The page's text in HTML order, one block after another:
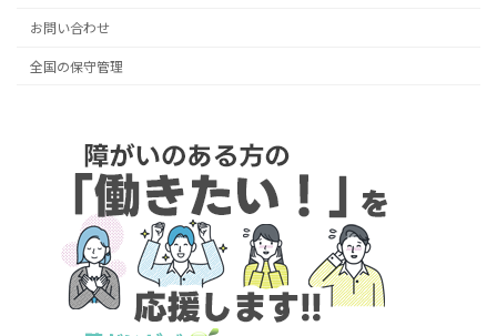
お問い合わせ
全国の保守管理